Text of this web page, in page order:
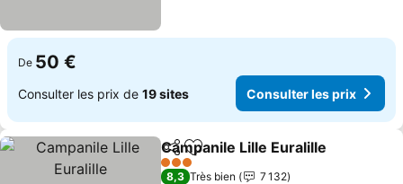
De 50 €
Consulter les prix de 19 sites Consulter les prix
PartagerAjouter à mes favoris
Campanile Lille Euralille
3 Étoiles
8,3 Très bien
7 132